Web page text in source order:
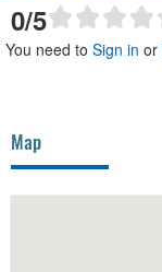
0/5
You need to Sign in or
Map